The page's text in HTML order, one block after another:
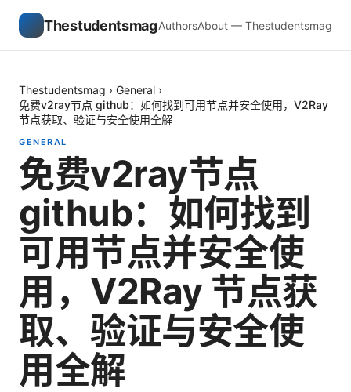
ThestudentsmagAuthorsAbout — Thestudentsmag
Thestudentsmag › General ›
免费v2ray节点 github：如何找到可用节点并安全使用，V2Ray
节点获取、验证与安全使用全解
GENERAL
免费v2ray节点
github：如何找到
可用节点并安全使
用，V2Ray 节点获
取、验证与安全使
用全解